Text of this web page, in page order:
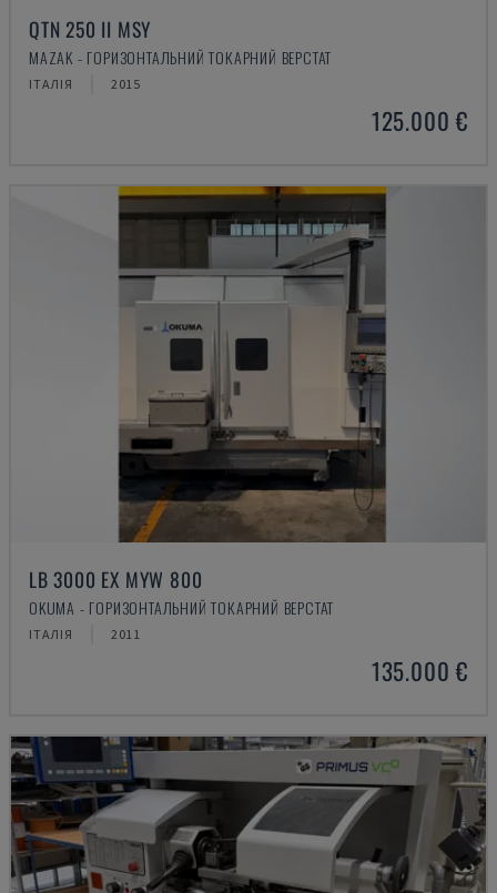
QTN 250 II MSY
MAZAK - ГОРИЗОНТАЛЬНИЙ ТОКАРНИЙ ВЕРСТАТ
ІТАЛІЯ 2015
125.000 €
LB 3000 EX MYW 800
OKUMA - ГОРИЗОНТАЛЬНИЙ ТОКАРНИЙ ВЕРСТАТ
ІТАЛІЯ 2011
135.000 €